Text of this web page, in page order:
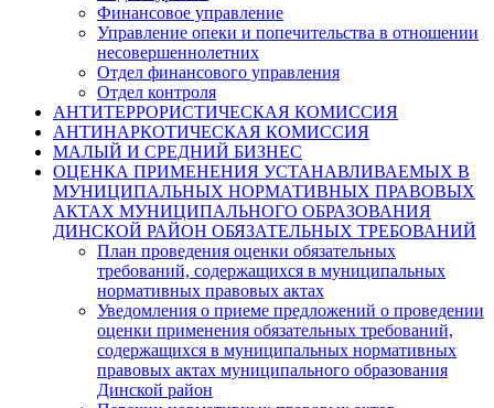
Финансовое управление
Управление опеки и попечительства в отношении
несовершеннолетних
Отдел финансового управления
Отдел контроля
АНТИТЕРРОРИСТИЧЕСКАЯ КОМИССИЯ
АНТИНАРКОТИЧЕСКАЯ КОМИССИЯ
МАЛЫЙ И СРЕДНИЙ БИЗНЕС
ОЦЕНКА ПРИМЕНЕНИЯ УСТАНАВЛИВАЕМЫХ В
МУНИЦИПАЛЬНЫХ НОРМАТИВНЫХ ПРАВОВЫХ
АКТАХ МУНИЦИПАЛЬНОГО ОБРАЗОВАНИЯ
ДИНСКОЙ РАЙОН ОБЯЗАТЕЛЬНЫХ ТРЕБОВАНИЙ
План проведения оценки обязательных
требований, содержащихся в муниципальных
нормативных правовых актах
Уведомления о приеме предложений о проведении
оценки применения обязательных требований,
содержащихся в муниципальных нормативных
правовых актах муниципального образования
Динской район